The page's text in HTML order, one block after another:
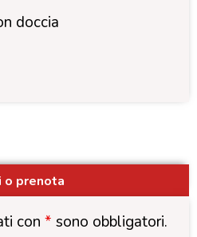
doccia
o prenota
con* sono obbligatori.